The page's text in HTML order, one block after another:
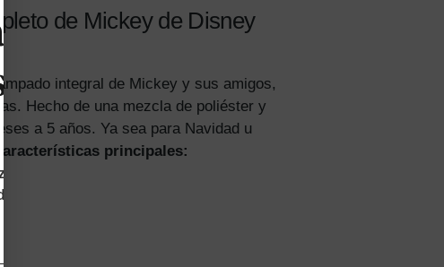
de Mickey de Disney
integral de Mickey y sus amigos,
Hecho de una mezcla de poliéster y
a 5 años. Ya sea para Navidad u
Características principales:
más
de
y
descuento